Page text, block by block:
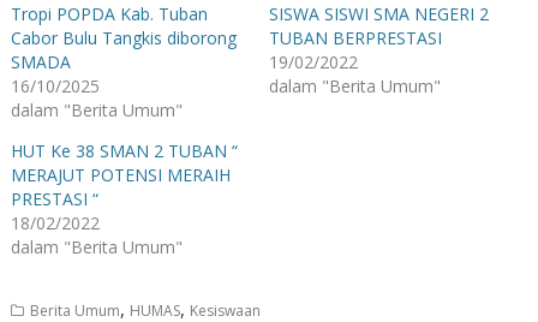
Tropi POPDA Kab. Tuban
Cabor Bulu Tangkis diborong
SMADA
16/10/2025
dalam "Berita Umum"
SISWA SISWI SMA NEGERI 2
TUBAN BERPRESTASI
19/02/2022
dalam "Berita Umum"
HUT Ke 38 SMAN 2 TUBAN “
MERAJUT POTENSI MERAIH
PRESTASI “
18/02/2022
dalam "Berita Umum"
Berita Umum, HUMAS, Kesiswaan